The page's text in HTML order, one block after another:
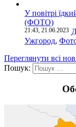
У повітрі
(ФОТО)
21:43, 21.06.2023
Ужгород,
Переглянути всі
Пошук: